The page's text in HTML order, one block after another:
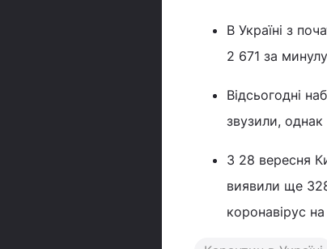
В Україні з
2 671 за
Відсьогодні
звузили, однак
З 28 вересня
виявили ще
коронавірус